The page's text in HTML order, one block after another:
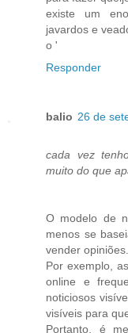
existe um
javardos e
o '
Responder
balio 26 de
cada vez
muito do que
O modelo de
menos se
vender opiniões.
Por exemplo,
online e
noticiosos
visíveis para
Portanto, é